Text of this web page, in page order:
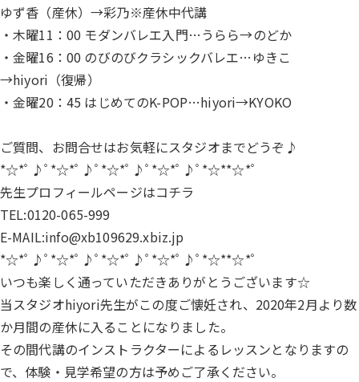
ゆず香（産休）→彩乃※産休中代講
・木曜11：00 モダンバレエ入門…うらら→のどか
・金曜16：00 のびのびクラシックバレエ…ゆきこ
→hiyori（復帰）
・金曜20：45 はじめてのK-POP…hiyori→KYOKO
ご質問、お問合せはお気軽にスタジオまでどうぞ♪
*☆*ﾟ♪ﾟ*☆*ﾟ♪ﾟ*☆*ﾟ♪ﾟ*☆*ﾟ♪ﾟ*☆**☆*ﾟ
先生プロフィールページはコチラ
TEL:0120-065-999
E-MAIL:info@xb109629.xbiz.jp
*☆*ﾟ♪ﾟ*☆*ﾟ♪ﾟ*☆*ﾟ♪ﾟ*☆*ﾟ♪ﾟ*☆**☆*ﾟ
いつも楽しく通っていただきありがとうございます☆
当スタジオhiyori先生がこの度ご懐妊され、2020年2月より数
か月間の産休に入ることになりました。
その間代講のインストラクターによるレッスンとなりますの
で、体験・見学希望の方は予めご了承ください。